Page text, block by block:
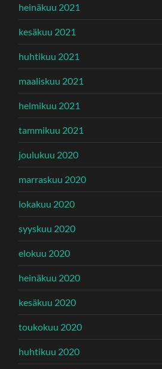
heinäkuu 2021
kesäkuu 2021
huhtikuu 2021
maaliskuu 2021
helmikuu 2021
tammikuu 2021
joulukuu 2020
marraskuu 2020
lokakuu 2020
syyskuu 2020
elokuu 2020
heinäkuu 2020
kesäkuu 2020
toukokuu 2020
huhtikuu 2020